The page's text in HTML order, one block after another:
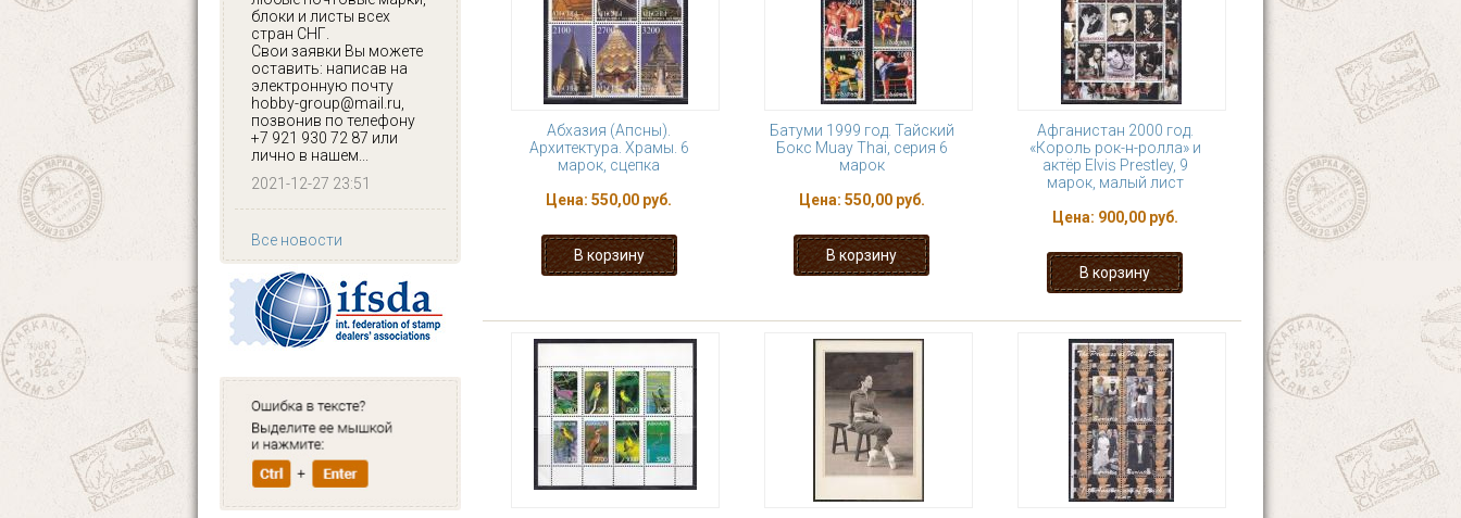
блоки и листы всех
стран СНГ.
Свои заявки Вы можете
оставить: написав на
электронную почту
hobby-group@mail.ru,
позвонив по телефону
+7 921 930 72 87 или
лично в нашем...
2021-12-27 23:51
Все новости
Абхазия (Апсны).
Архитектура. Храмы. 6
марок, сцепка
Цена: 550,00 руб.
Батуми 1999 год. Тайский
Бокс Muay Thai, серия 6
марок
Цена: 550,00 руб.
Афганистан 2000 год.
«Король рок-н-ролла» и
актёр Elvis Prestley, 9
марок, малый лист
Цена: 900,00 руб.